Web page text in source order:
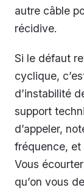
autre câble
récidive.
Si le défaut
cyclique,
d’instabilité
support
d’appeler,
fréquence, et
Vous
qu’on vous